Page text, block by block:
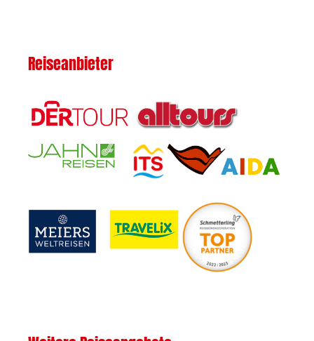
Reiseanbieter